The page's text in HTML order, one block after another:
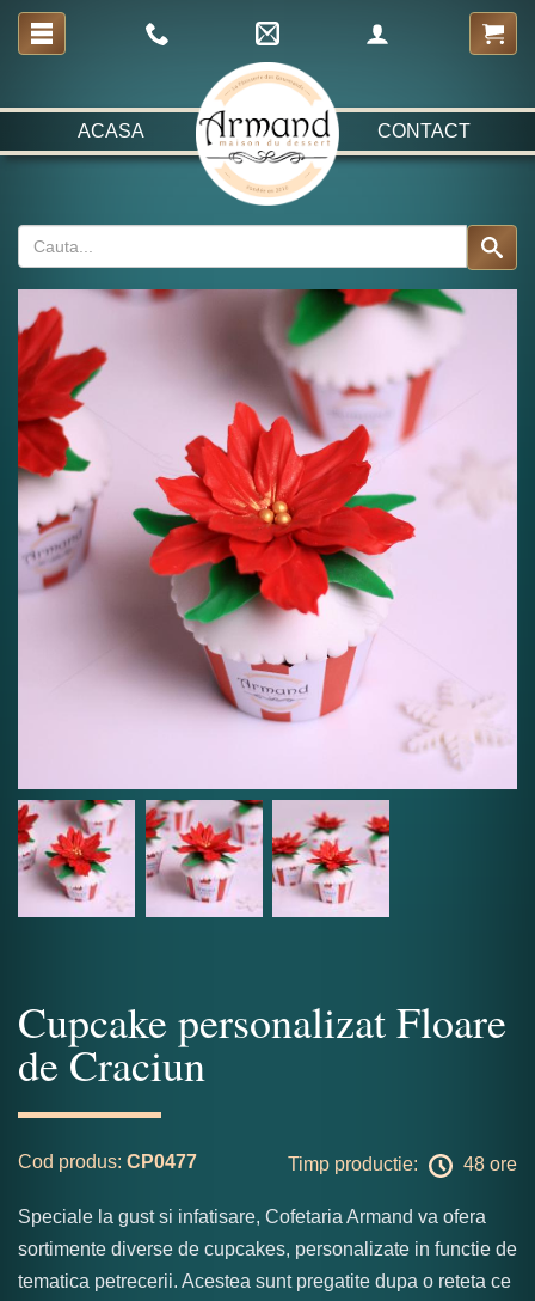
ACASA CONTACT
Cupcake personalizat Floare
de Craciun
Cod produs: CP0477 Timp productie: 48 ore
Speciale la gust si infatisare, Cofetaria Armand va ofera
sortimente diverse de cupcakes, personalizate in functie de
tematica petrecerii. Acestea sunt pregatite dupa o reteta ce